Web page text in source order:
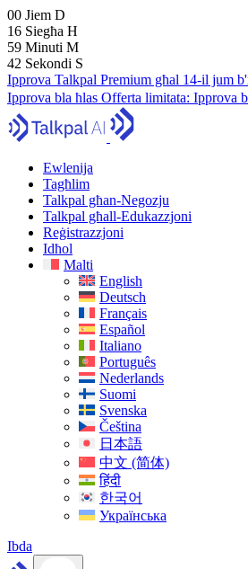
00 Jiem D
16 Siegħa H
59 Minuti M
41 Sekondi S
Ipprova Talkpal Premium għal 14-il jum
Ipprova bla ħlas Offerta limitata: Ipprova
Ewlenija
Tagħlim
Talkpal għan-Negozju
Talkpal għall-Edukazzjoni
Reġistrazzjoni
Idħol
Malti
English
Deutsch
Français
Español
Italiano
Português
Nederlands
Suomi
Svenska
Čeština
日本語
中文 (简体)
हिंदी
한국어
Українська
Ibda